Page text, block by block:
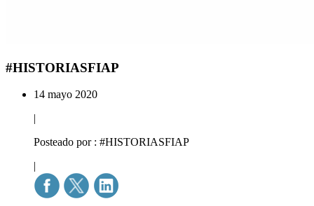
#HISTORIASFIAP
14 mayo 2020
|
Posteado por : #HISTORIASFIAP
|